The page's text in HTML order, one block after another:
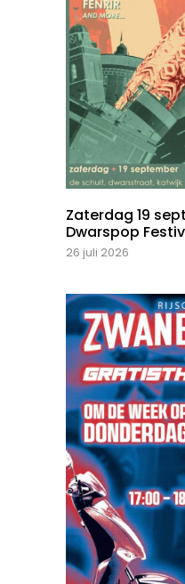
Zaterdag 19
Dwarspop
26 juli 2026